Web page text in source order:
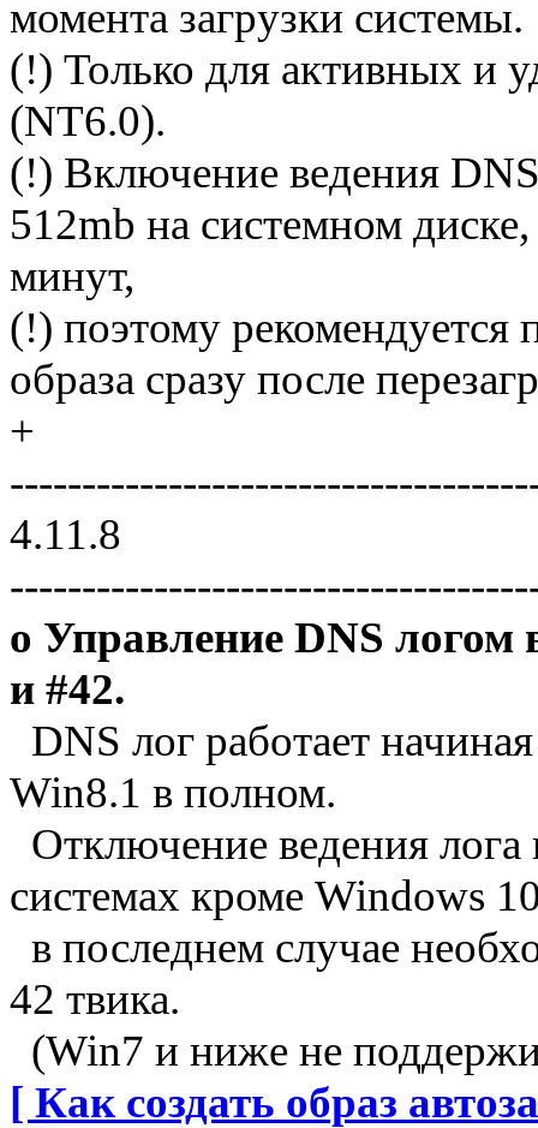
момента загрузки системы.
(!) Только для активных и
(NT6.0).
(!) Включение ведения
512mb на системном
минут,
(!) поэтому рекомендуется
образа сразу после
+
4.11.8
o Управление DNS логом
и #42.
DNS лог работает
Win8.1 в полном.
Отключение ведения
системах кроме Windows
в последнем случае
42 твика.
(Win7 и ниже не
[ Как создать образ